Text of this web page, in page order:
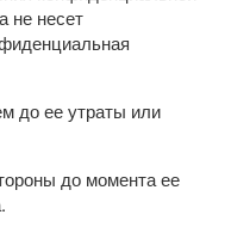
не несет
до ее утраты или
до момента ее